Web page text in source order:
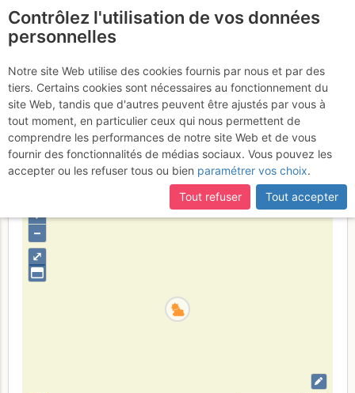
La Mamule : Tonneau
des Danaïdes et traversée
des Arêtes
Dimanche 30 octobre 2016
Haute-Savoie
⤢
+
–
Contrôlez l'utilisation de vos données
personnelles
Notre site Web utilise des cookies fournis par nous et par des
tiers. Certains cookies sont nécessaires au fonctionnement du
site Web, tandis que d'autres peuvent être ajustés par vous à
tout moment, en particulier ceux qui nous permettent de
comprendre les performances de notre site Web et de vous
fournir des fonctionnalités de médias sociaux. Vous pouvez les
accepter ou les refuser tous ou bien paramétrer vos choix.
Tout refuser
Tout accepter